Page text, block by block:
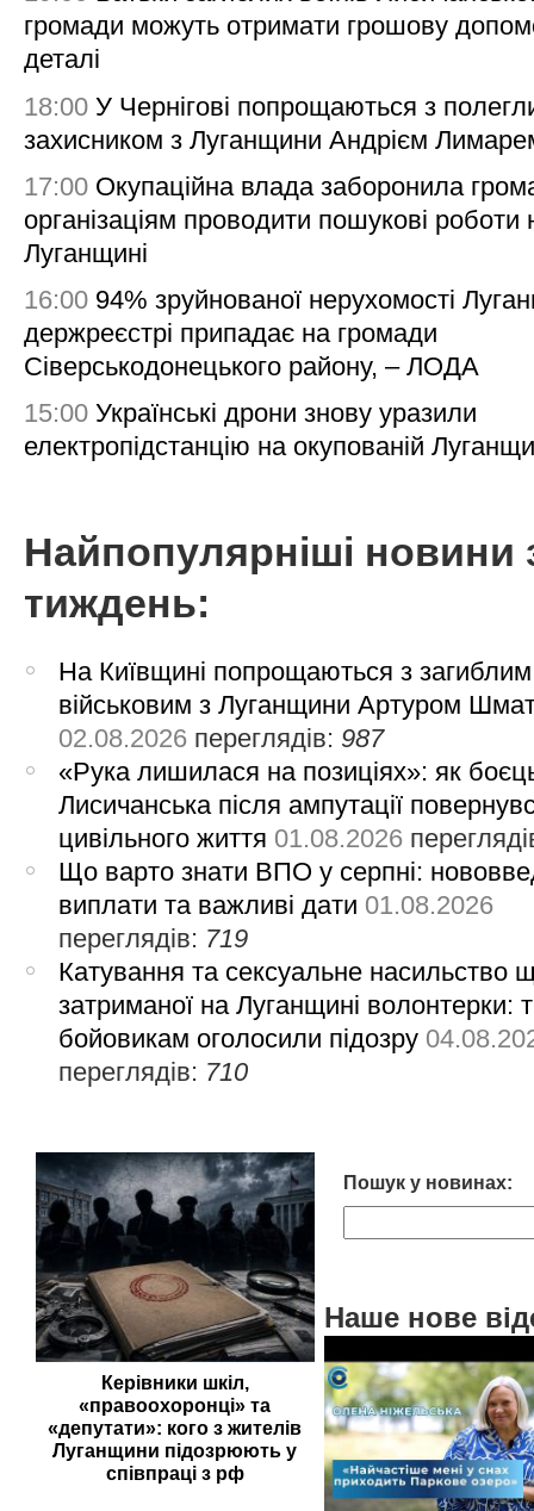
громади можуть отримати грошову
деталі
18:00 У Чернігові попрощаються з
захисником з Луганщини Андрієм
17:00 Окупаційна влада заборонила
організаціям проводити пошукові роботи
Луганщині
16:00 94% зруйнованої нерухомості
держреєстрі припадає на громади
Сіверськодонецького району, – ЛОДА
15:00 Українські дрони знову уразили
електропідстанцію на окупованій
Найпопулярніші новини
тиждень:
На Київщині попрощаються з загиблим
військовим з Луганщини Артуром
02.08.2026 переглядів: 987
«Рука лишилася на позиціях»: як
Лисичанська після ампутації
цивільного життя 01.08.2026
Що варто знати ВПО у серпні:
виплати та важливі дати 01.08.2026
переглядів: 719
Катування та сексуальне насильство
затриманої на Луганщині волонтерки:
бойовикам оголосили підозру
переглядів: 710
Керівники шкіл,
«правоохоронці» та
«депутати»: кого з жителів
Луганщини підозрюють у
співпраці з рф
Пошук у новинах:
Наше нове